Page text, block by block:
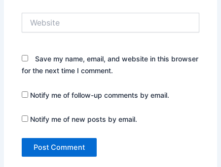
Save my name, email, and website in this browser
for the next time I comment.
Notify me of follow-up comments by email.
Notify me of new posts by email.